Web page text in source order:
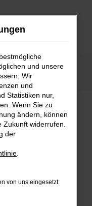
Nagold günstig kaufen |
|
und unsere
Wir
und
Statistiken nur,
Wenn Sie zu
ändern, können
widerrufen.
der
von uns eingesetzt: